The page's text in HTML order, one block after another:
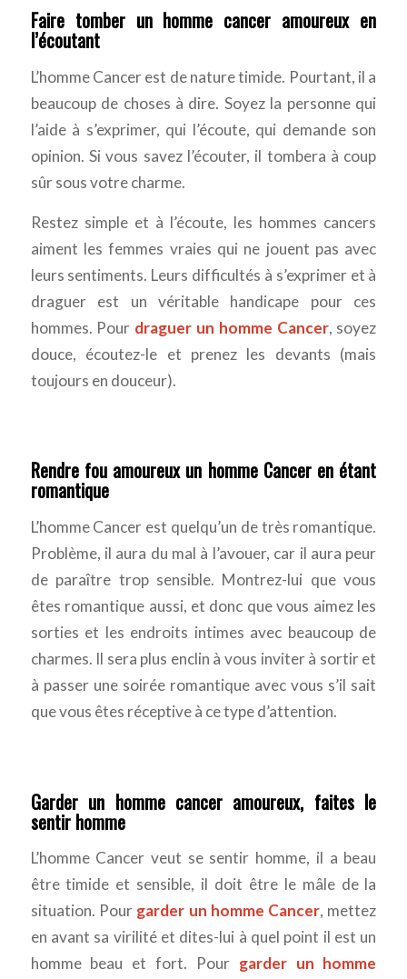
Faire tomber un homme cancer amoureux en
l’écoutant
L’homme Cancer est de nature timide. Pourtant, il a
beaucoup de choses à dire. Soyez la personne qui
l’aide à s’exprimer, qui l’écoute, qui demande son
opinion. Si vous savez l’écouter, il tombera à coup
sûr sous votre charme.
Restez simple et à l’écoute, les hommes cancers
aiment les femmes vraies qui ne jouent pas avec
leurs sentiments. Leurs difficultés à s’exprimer et à
draguer est un véritable handicape pour ces
hommes. Pour draguer un homme Cancer, soyez
douce, écoutez-le et prenez les devants (mais
toujours en douceur).
Rendre fou amoureux un homme Cancer en étant
romantique
L’homme Cancer est quelqu’un de très romantique.
Problème, il aura du mal à l’avouer, car il aura peur
de paraître trop sensible. Montrez-lui que vous
êtes romantique aussi, et donc que vous aimez les
sorties et les endroits intimes avec beaucoup de
charmes. Il sera plus enclin à vous inviter à sortir et
à passer une soirée romantique avec vous s’il sait
que vous êtes réceptive à ce type d’attention.
Garder un homme cancer amoureux, faites le
sentir homme
L’homme Cancer veut se sentir homme, il a beau
être timide et sensible, il doit être le mâle de la
situation. Pour garder un homme Cancer, mettez
en avant sa virilité et dites-lui à quel point il est un
homme beau et fort. Pour garder un homme